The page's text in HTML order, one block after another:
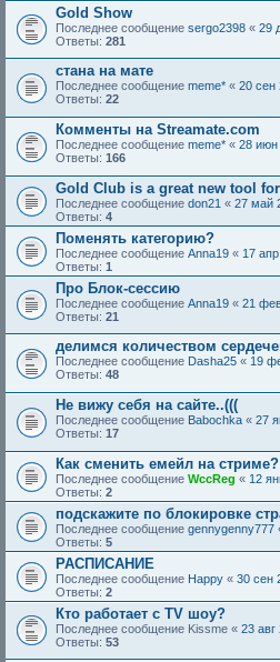
Gold Show
Последнее сообщение sergo2398 « 29
Ответы: 281
стана на мате
Последнее сообщение meme* « 20 сен
Ответы: 22
Комменты на Streamate.com
Последнее сообщение meme* « 28 июн
Ответы: 166
Gold Club is a great new tool
Последнее сообщение don21 « 27 май
Ответы: 4
Поменять категорию?
Последнее сообщение Anna19 « 17
Ответы: 1
Про Блок-сессию
Последнее сообщение Anna19 « 21
Ответы: 21
делимся количеством
Последнее сообщение Dasha25 « 19
Ответы: 48
Не вижу себя на сайте..(((
Последнее сообщение Babochka « 27
Ответы: 17
Как сменить емейл на стриме?
Последнее сообщение WccReg « 12
Ответы: 2
подскажите по блокировке
Последнее сообщение gennygenny777
Ответы: 5
РАСПИСАНИЕ
Последнее сообщение Happy « 30 сен
Ответы: 2
Кто работает с TV шоу?
Последнее сообщение Kissme « 23 авг
Ответы: 53